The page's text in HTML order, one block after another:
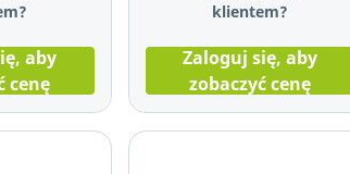
aby
cenę
klientem?
Zaloguj się, aby
zobaczyć cenę